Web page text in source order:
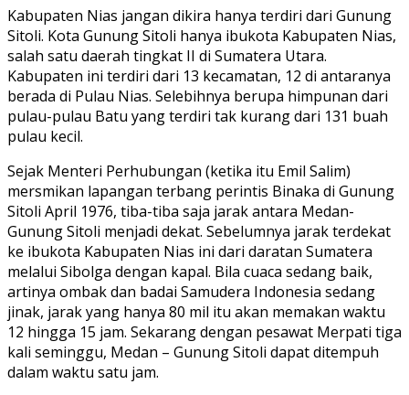
Kabupaten Nias jangan dikira hanya terdiri dari Gunung
Sitoli. Kota Gunung Sitoli hanya ibukota Kabupaten Nias,
salah satu daerah tingkat II di Sumatera Utara.
Kabupaten ini terdiri dari 13 kecamatan, 12 di antaranya
berada di Pulau Nias. Selebihnya berupa himpunan dari
pulau-pulau Batu yang terdiri tak kurang dari 131 buah
pulau kecil.
Sejak Menteri Perhubungan (ketika itu Emil Salim)
mersmikan lapangan terbang perintis Binaka di Gunung
Sitoli April 1976, tiba-tiba saja jarak antara Medan-
Gunung Sitoli menjadi dekat. Sebelumnya jarak terdekat
ke ibukota Kabupaten Nias ini dari daratan Sumatera
melalui Sibolga dengan kapal. Bila cuaca sedang baik,
artinya ombak dan badai Samudera Indonesia sedang
jinak, jarak yang hanya 80 mil itu akan memakan waktu
12 hingga 15 jam. Sekarang dengan pesawat Merpati tiga
kali seminggu, Medan – Gunung Sitoli dapat ditempuh
dalam waktu satu jam.